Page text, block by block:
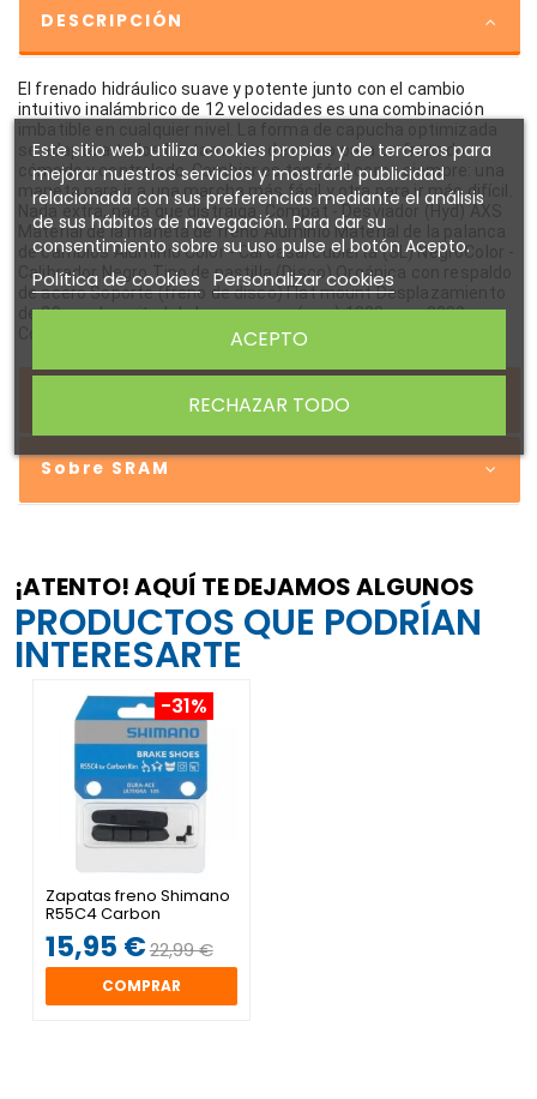
DESCRIPCIÓN
El frenado hidráulico suave y potente junto con el cambio
intuitivo inalámbrico de 12 velocidades es una combinación
se adapta a todos los tamaños de mano para un frenado
cómodo y controlado. Cambiar es tan fácil como siempre: una
maneta para ir a una marcha más fácil y otra para ir más difícil.
Nada extra, nada que distraiga. Compat - Desviador (Hyd) AXS
Material de la maneta de freno Aluminio Material de la palanca
de cambios Aluminio Color - Carcasa/cubierta (SL) NegroColor -
Calibrador Negro Tipo de pastilla (Disco) Orgánica con respaldo
de acero Soporte (freno de disco) Flat mount Desplazamiento
de 20 mm Longitud de la manguera (mm) 1300 mm, 2000 mm
Connectamajig Stealth-a-majig Conectado
DETALLES DEL PRODUCTO
Sobre SRAM
¡ATENTO! AQUÍ TE DEJAMOS ALGUNOS
PRODUCTOS QUE PODRÍAN
INTERESARTE
-31%
Zapatas freno Shimano
R55C4 Carbon
15,95 €22,99 €
COMPRAR
Este sitio web utiliza cookies propias y de terceros para
mejorar nuestros servicios y mostrarle publicidad
relacionada con sus preferencias mediante el análisis
de sus hábitos de navegación. Para dar su
consentimiento sobre su uso pulse el botón Acepto.
Política de cookies Personalizar cookies
RECHAZAR TODO
ACEPTO